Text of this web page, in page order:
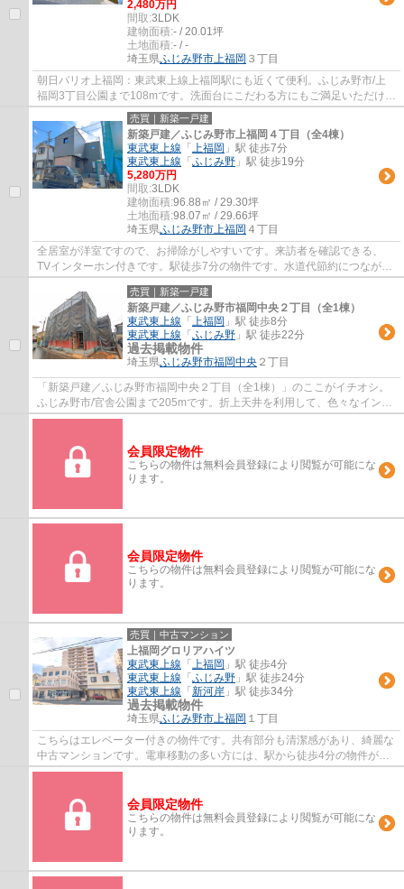
2,480万円
間取:3LDK
建物面積:- / 20.01坪
土地面積:- / -
埼玉県ふじみ野市上福岡 ３丁目
朝日パリオ上福岡：東武東上線上福岡駅にも近くて便利。ふじみ野市/上
福岡3丁目公園まで108mです。洗面台にこだわる方にもご満足いただける
設計になっております。広々としたゆとりあ...
売買｜新築一戸建
新築戸建／ふじみ野市上福岡４丁目（全4棟）
東武東上線 「 上福岡 」駅 徒歩7分
東武東上線 「 ふじみ野 」駅 徒歩19分
5,280万円
間取:3LDK
建物面積:96.88㎡ / 29.30坪
土地面積:98.07㎡ / 29.66坪
埼玉県ふじみ野市上福岡 ４丁目
全居室が洋室ですので、お掃除がしやすいです。来訪者を確認できる、
TVインターホン付きです。駅徒歩7分の物件です。水道代節約につながる
追い焚き機能付きです。住まい探しでお困りの...
売買｜新築一戸建
新築戸建／ふじみ野市福岡中央２丁目（全1棟）
東武東上線 「 上福岡 」駅 徒歩8分
東武東上線 「 ふじみ野 」駅 徒歩22分
過去掲載物件
埼玉県ふじみ野市福岡中央 ２丁目
「新築戸建／ふじみ野市福岡中央２丁目（全1棟）」のここがイチオシ。
ふじみ野市/官舎公園まで205mです。折上天井を利用して、色々なインテ
リアを楽しむ事が出来ます。内外装共に綺麗...
会員限定物件
こちらの物件は無料会員登録により閲覧が可能にな
ります。
会員限定物件
こちらの物件は無料会員登録により閲覧が可能にな
ります。
売買｜中古マンション
上福岡グロリアハイツ
東武東上線 「 上福岡 」駅 徒歩4分
東武東上線 「 ふじみ野 」駅 徒歩24分
東武東上線 「 新河岸 」駅 徒歩34分
過去掲載物件
埼玉県ふじみ野市上福岡 １丁目
こちらはエレベーター付きの物件です。共有部分も清潔感があり、綺麗な
中古マンションです。電車移動の多い方には、駅から徒歩4分の物件がお
すすめです。ふじみ野市でマイホームのご購...
会員限定物件
こちらの物件は無料会員登録により閲覧が可能にな
ります。